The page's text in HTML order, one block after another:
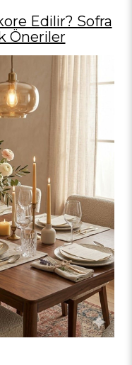
Edilir? Sofra
Öneriler